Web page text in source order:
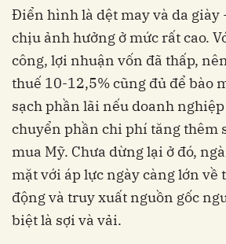
Điển hình là dệt may và da giày
chịu ảnh hưởng ở mức rất cao.
công, lợi nhuận vốn đã thấp,
thuế 10-12,5% cũng đủ để bào
sạch phần lãi nếu doanh
chuyển phần chi phí tăng thêm
mua Mỹ. Chưa dừng lại ở đó,
mặt với áp lực ngày càng lớn về
động và truy xuất nguồn gốc
biệt là sợi và vải.